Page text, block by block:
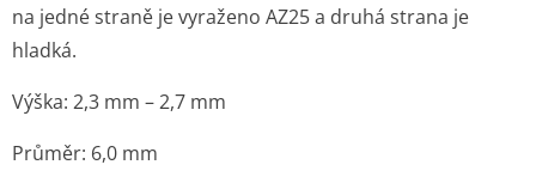
na jedné straně je vyraženo AZ25 a druhá strana je
hladká.
Výška: 2,3 mm – 2,7 mm
Průměr: 6,0 mm